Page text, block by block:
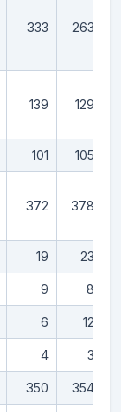
333 263
139 129
101 105
372 378
19 23
9 8
6 12
4 3
350 354